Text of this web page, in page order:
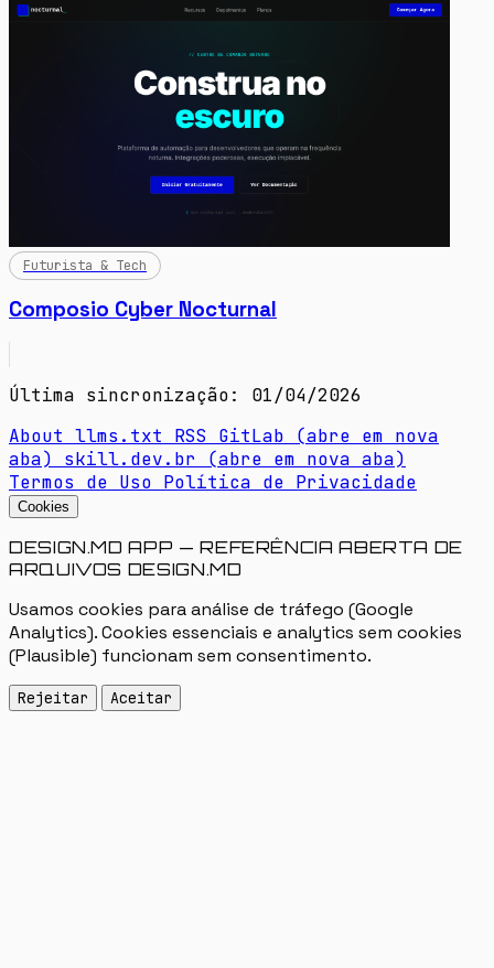
Futurista & Tech
Composio Cyber Nocturnal
Última sincronização: 01/04/2026
About llms.txt RSS GitLab (abre em nova
aba)
skill.dev.br (abre em nova aba)
Termos de Uso Política de Privacidade
Cookies
DESIGN.MD APP — REFERÊNCIA ABERTA DE
ARQUIVOS DESIGN.MD
Usamos cookies para análise de tráfego (Google
Analytics). Cookies essenciais e analytics sem cookies
(Plausible) funcionam sem consentimento.
Rejeitar Aceitar